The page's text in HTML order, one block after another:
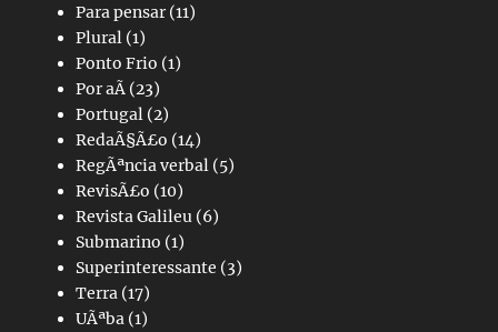
Para pensar(11)
Plural (1)
Ponto Frio (1)
Por aÃ­ (23)
Portugal (2)
RedaÃ§Ã£o (14)
RegÃªncia verbal (5)
RevisÃ£o (10)
Revista Galileu (6)
Submarino (1)
Superinteressante (3)
Terra (17)
UÃªba (1)